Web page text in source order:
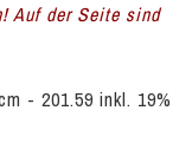
Auf der Seite sind
- 201.59 inkl. 19%